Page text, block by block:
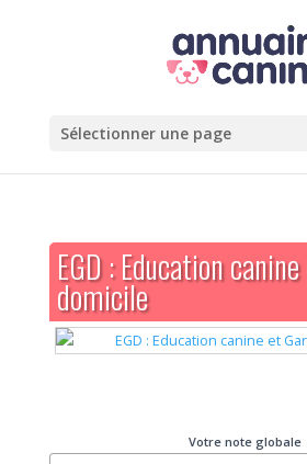
Sélectionner une page
EGD : Education
domicile
Votre note globale